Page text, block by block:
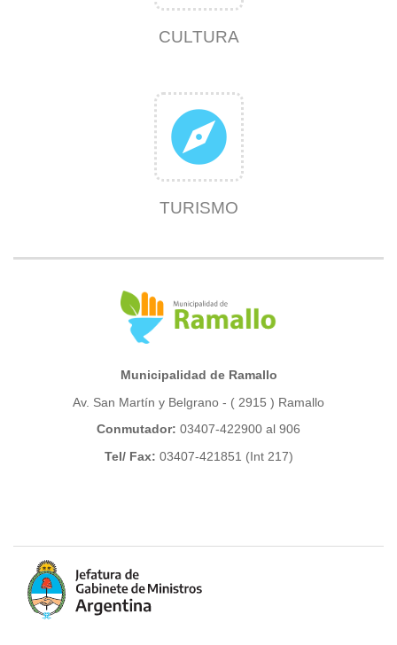
CULTURA
explore
TURISMO
Municipalidad de Ramallo
Av. San Martín y Belgrano - ( 2915 ) Ramallo
Conmutador: 03407-422900 al 906
Tel/ Fax: 03407-421851 (Int 217)